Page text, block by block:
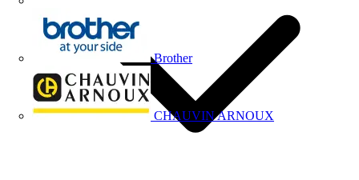
Brother
CHAUVIN ARNOUX